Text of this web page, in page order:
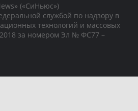
(«СиНьюс»)
службой по надзору в
технологий и массовых
за номером Эл № ФС77 –